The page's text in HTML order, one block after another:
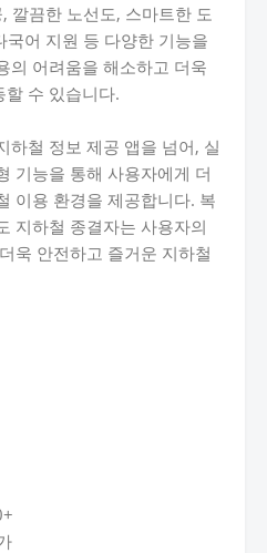
깔끔한 노선도, 스마트한 도
어 지원 등 다양한 기능을
의 어려움을 해소하고 더욱
할 수 있습니다.
하철 정보 제공 앱을 넘어, 실
기능을 통해 사용자에게 더
이용 환경을 제공합니다. 복
지하철 종결자는 사용자의
욱 안전하고 즐거운 지하철